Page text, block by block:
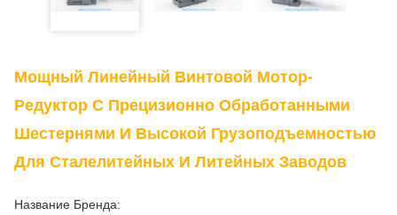
Мощный Линейный Винтовой Мотор-
Редуктор С Прецизионно Обработанными
Шестернями И Высокой Грузоподъемностью
Для Сталелитейных И Литейных Заводов
Название Бренда: